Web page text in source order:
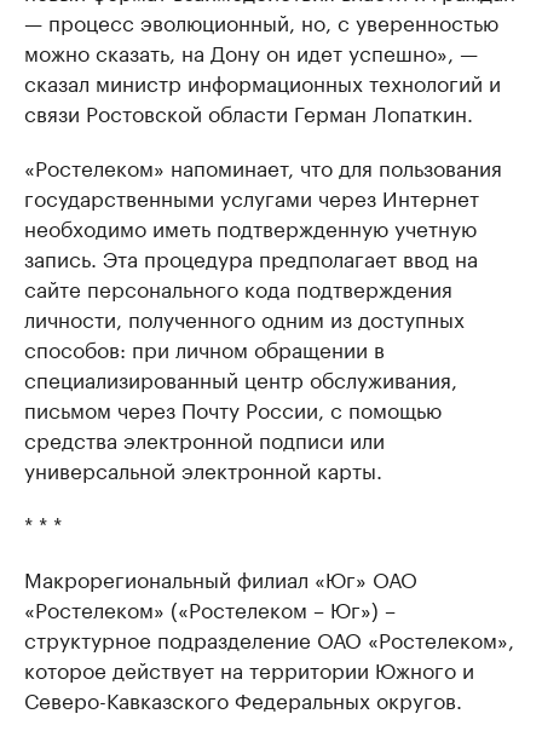
— процесс эволюционный, но, с уверенностью
можно сказать, на Дону он идет успешно», —
сказал министр информационных технологий и
связи Ростовской области Герман Лопаткин.
«Ростелеком» напоминает, что для пользования
государственными услугами через Интернет
необходимо иметь подтвержденную учетную
запись. Эта процедура предполагает ввод на
сайте персонального кода подтверждения
личности, полученного одним из доступных
способов: при личном обращении в
специализированный центр обслуживания,
письмом через Почту России, с помощью
средства электронной подписи или
универсальной электронной карты.
* * *
Макрорегиональный филиал «Юг» ОАО
«Ростелеком» («Ростелеком – Юг») –
структурное подразделение ОАО «Ростелеком»,
которое действует на территории Южного и
Северо-Кавказского Федеральных округов.